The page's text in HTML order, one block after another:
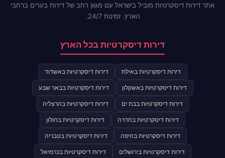
אתר דירות דיסקרטיות מוביל בישראל עם מגוון רחב של דירות בערים ברחבי
הארץ. זמינות 24/7.
דירות דיסקרטיות בכל הארץ
דירות דיסקרטיות באילת דירות דיסקרטיות באשדוד
דירות דיסקרטיות באשקלון דירות דיסקרטיות בבאר שבע
דירות דיסקרטיות בבת ים דירות דיסקרטיות בהרצליה
דירות דיסקרטיות בחדרה דירות דיסקרטיות בחולון
דירות דיסקרטיות בחיפה דירות דיסקרטיות בטבריה
דירות דיסקרטיות בירושלים דירות דיסקרטיות בכרמיאל